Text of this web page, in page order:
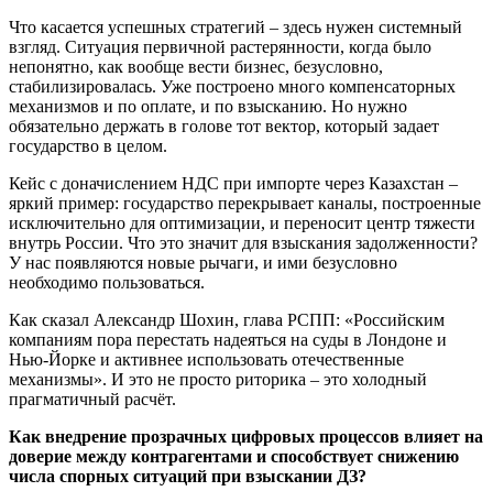
Что касается успешных стратегий – здесь нужен системный
взгляд. Ситуация первичной растерянности, когда было
непонятно, как вообще вести бизнес, безусловно,
стабилизировалась. Уже построено много компенсаторных
механизмов и по оплате, и по взысканию. Но нужно
обязательно держать в голове тот вектор, который задает
государство в целом.
Кейс с доначислением НДС при импорте через Казахстан –
яркий пример: государство перекрывает каналы, построенные
исключительно для оптимизации, и переносит центр тяжести
внутрь России. Что это значит для взыскания задолженности?
У нас появляются новые рычаги, и ими безусловно
необходимо пользоваться.
Как сказал Александр Шохин, глава РСПП: «Российским
компаниям пора перестать надеяться на суды в Лондоне и
Нью-Йорке и активнее использовать отечественные
механизмы». И это не просто риторика – это холодный
прагматичный расчёт.
Как внедрение прозрачных цифровых процессов влияет на
доверие между контрагентами и способствует снижению
числа спорных ситуаций при взыскании ДЗ?